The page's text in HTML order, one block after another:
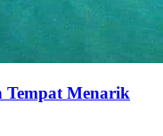
Tempat Menarik